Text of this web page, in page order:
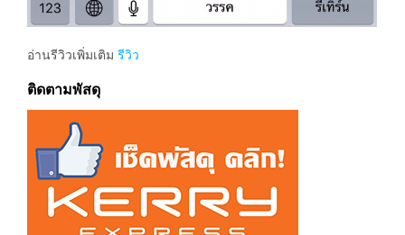
อ่านรีวิวเพิ่มเติม รีวิว
ติดตามพัสดุ